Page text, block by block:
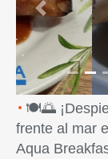
Previous
🍽️🌅
frente al mar
Aqua